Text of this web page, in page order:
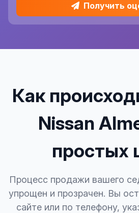
Получить
Как
Nissan
простых
Процесс продажи вашего
упрощен и прозрачен. Вы
сайте или по телефону,